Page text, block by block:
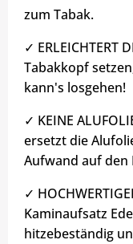
zum Tabak.
✓ ERLEICHTERT
Tabakkopf
kann's losgehen!
✓ KEINE
ersetzt die
Aufwand auf den
✓
Kaminaufsatz
hitzebeständig